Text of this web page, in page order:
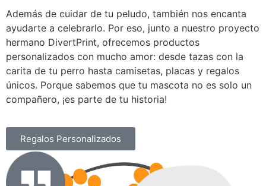
Además de cuidar de tu peludo, también nos encanta
ayudarte a celebrarlo. Por eso, junto a nuestro proyecto
hermano DivertPrint, ofrecemos productos
personalizados con mucho amor: desde tazas con la
carita de tu perro hasta camisetas, placas y regalos
únicos. Porque sabemos que tu mascota no es solo un
compañero, ¡es parte de tu historia!
Regalos Personalizados